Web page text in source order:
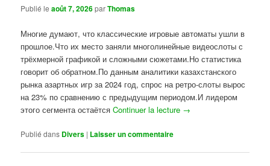
Publié leaoût 7, 2026parThomas
Многие думают, что классические игровые автоматы ушли в
прошлое.Что их место заняли многолинейные видеослоты с
трёхмерной графикой и сложными сюжетами.Но статистика
говорит об обратном.По данным аналитики казахстанского
рынка азартных игр за 2024 год, спрос на ретро-слоты вырос
на 23% по сравнению с предыдущим периодом.И лидером
этого сегмента остаётсяContinuer la lecture →
Publié dans Divers | Laisser un commentaire